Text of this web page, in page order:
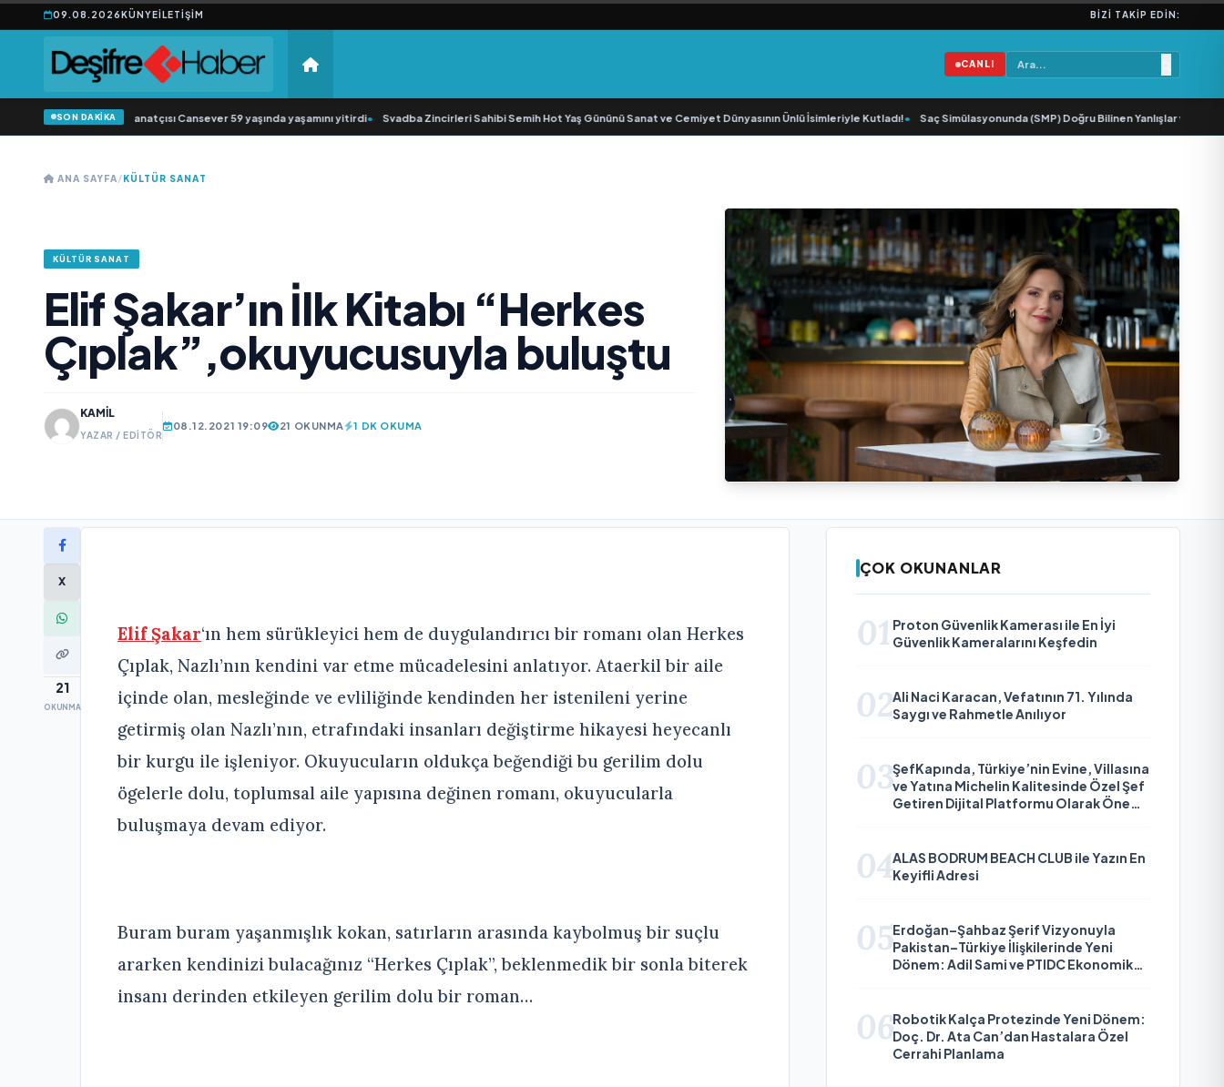
09.08.2026KÜNYEİLETIŞIM BIZI TAKIP EDIN:
CANLI
SON DAKİKA
müziğin sevilen sanatçısı Cansever 59 yaşında yaşamını yitirdi• Svadba Zincirleri Sahibi Semih Hot Yaş Gününü Sanat ve Cemiyet Dünyasının Ünlü İsimleriyle Kutladı!• Saç Simülasyonunda (SMP) Doğru Bilinen Yanlışlar ve
ANA SAYFA/KÜLTÜR SANAT
KÜLTÜR SANAT
Elif Şakar’ın İlk Kitabı “Herkes
Çıplak”,okuyucusuyla buluştu
KAMIL
YAZAR / EDITÖR
08.12.2021 19:09 21 OKUNMA 1 DK OKUMA
X
21
OKUNMA
Elif Şakar‘ın hem sürükleyici hem de duygulandırıcı bir romanı olan Herkes
Çıplak, Nazlı’nın kendini var etme mücadelesini anlatıyor. Ataerkil bir aile
içinde olan, mesleğinde ve evliliğinde kendinden her istenileni yerine
getirmiş olan Nazlı’nın, etrafındaki insanları değiştirme hikayesi heyecanlı
bir kurgu ile işleniyor. Okuyucuların oldukça beğendiği bu gerilim dolu
ögelerle dolu, toplumsal aile yapısına değinen romanı, okuyucularla
buluşmaya devam ediyor.
Buram buram yaşanmışlık kokan, satırların arasında kaybolmuş bir suçlu
ararken kendinizi bulacağınız “Herkes Çıplak”, beklenmedik bir sonla biterek
insanı derinden etkileyen gerilim dolu bir roman…
ÇOK OKUNANLAR
01 Proton Güvenlik Kamerası ile En İyi
Güvenlik Kameralarını Keşfedin
02Ali Naci Karacan, Vefatının 71. Yılında
Saygı ve Rahmetle Anılıyor
03ŞefKapında, Türkiye’nin Evine, Villasına
ve Yatına Michelin Kalitesinde Özel Şef
Getiren Dijital Platformu Olarak Öne
04ALAS BODRUM BEACH CLUB ile Yazın En
Keyifli Adresi
05Erdoğan–Şahbaz Şerif Vizyonuyla
Pakistan–Türkiye İlişkilerinde Yeni
Dönem: Adil Sami ve PTIDC Ekonomik
06Robotik Kalça Protezinde Yeni Dönem:
Doç. Dr. Ata Can’dan Hastalara Özel
Cerrahi Planlama